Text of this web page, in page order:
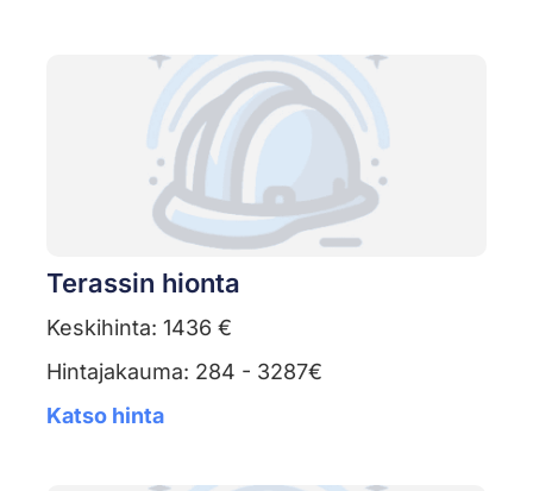
Terassin hionta
Keskihinta: 1436 €
Hintajakauma: 284 - 3287€
Katso hinta